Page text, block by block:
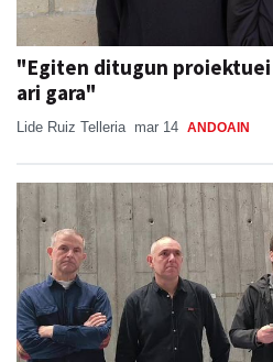
"Egiten ditugun proiektuei
ari gara"
Lide Ruiz Telleria mar 14 ANDOAIN